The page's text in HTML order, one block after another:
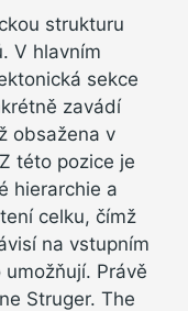
strukturu
V hlavním
sekce
zavádí
obsažena v
této pozice je
hierarchie a
celku, čímž
na vstupním
Právě
Struger. The